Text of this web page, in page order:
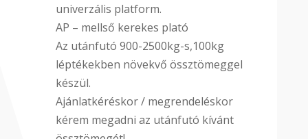
univerzális platform.
AP – mellső kerekes plató
Az utánfutó 900-2500kg-s,100kg
léptékekben növekvő össztömeggel
készül.
Ajánlatkéréskor / megrendeléskor
kérem megadni az utánfutó kívánt